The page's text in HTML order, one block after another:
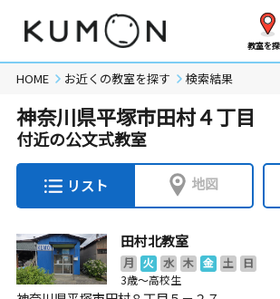
教室を
HOME お近くの教室を探す 検索結果
神奈川県平塚市田村４丁目
付近の公文式教室
リスト 地図
田村北教室
月 火 水 木 金 土
日
3歳～高校生